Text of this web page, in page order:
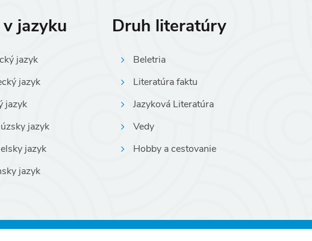
jazyku
jazyk
jazyk
jazyk
jazyk
jazyk
jazyk
Druh literatúry
Beletria
Literatúra faktu
Jazyková Literatúra
Vedy
Hobby a cestovanie